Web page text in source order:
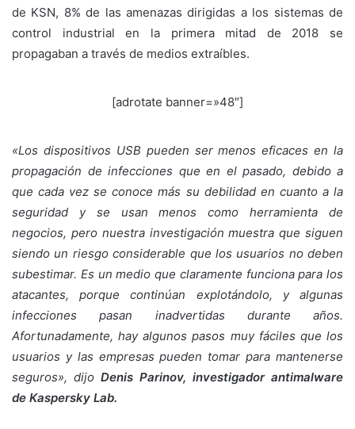
de KSN, 8% de las amenazas dirigidas a los sistemas de
control industrial en la primera mitad de 2018 se
propagaban a través de medios extraíbles.
[adrotate banner=»48″]
«Los dispositivos USB pueden ser menos eficaces en la
propagación de infecciones que en el pasado, debido a
que cada vez se conoce más su debilidad en cuanto a la
seguridad y se usan menos como herramienta de
negocios, pero nuestra investigación muestra que siguen
siendo un riesgo considerable que los usuarios no deben
subestimar. Es un medio que claramente funciona para los
atacantes, porque continúan explotándolo, y algunas
infecciones pasan inadvertidas durante años.
Afortunadamente, hay algunos pasos muy fáciles que los
usuarios y las empresas pueden tomar para mantenerse
seguros», dijo Denis Parinov, investigador antimalware
de Kaspersky Lab.